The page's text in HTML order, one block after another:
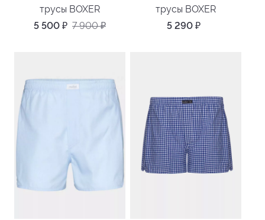
трусы BOXER
5 500 ₽ 7 900₽
трусы BOXER
5 290 ₽